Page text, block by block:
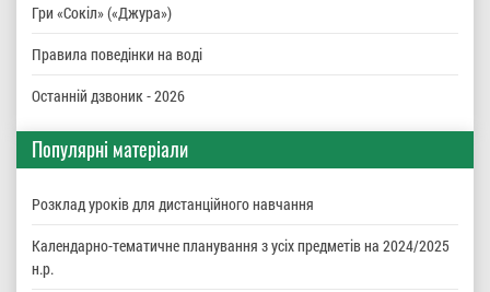
Гри «Сокіл» («Джура»)
Правила поведінки на воді
Останній дзвоник - 2026
Популярні матеріали
Розклад уроків для дистанційного навчання
Календарно-тематичне планування з усіх предметів на 2024/2025
н.р.